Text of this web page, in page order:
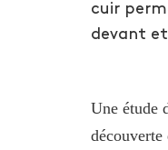
cuir
devant
Une étude
découverte